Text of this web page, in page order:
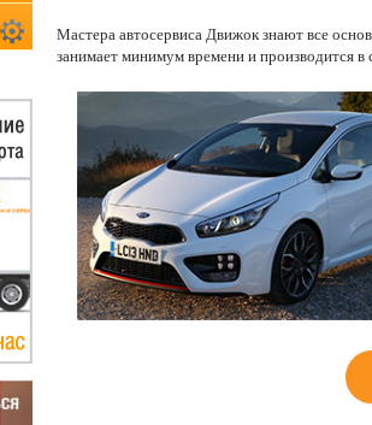
Мастера автосервиса Движок знают все
занимает минимум времени и производится в